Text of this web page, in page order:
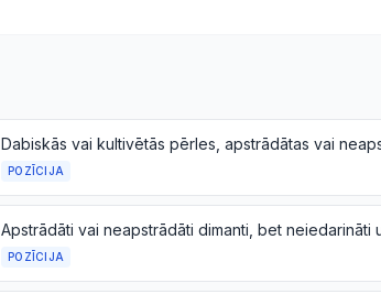
POZĪCIJA
Apstrādāti vai neapstrādāti dimanti, bet neiedarināti
POZĪCIJA